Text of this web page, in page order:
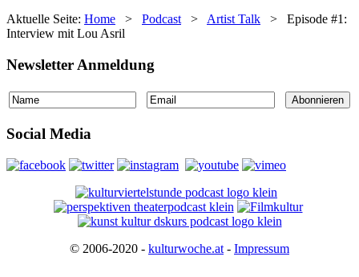
Aktuelle Seite: Home > Podcast > Artist Talk > Episode #1:
Interview mit Lou Asril
Newsletter Anmeldung
Social Media
© 2006-2020 - kulturwoche.at - Impressum